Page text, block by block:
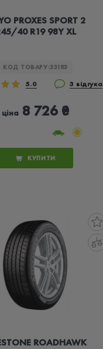
PROXES SPORT 2
40 R19 98Y XL
КОД ТОВАРУ:33183
5.0 3 відгука
ціна 8 726 ₴
КУПИТИ
ROADHAWK